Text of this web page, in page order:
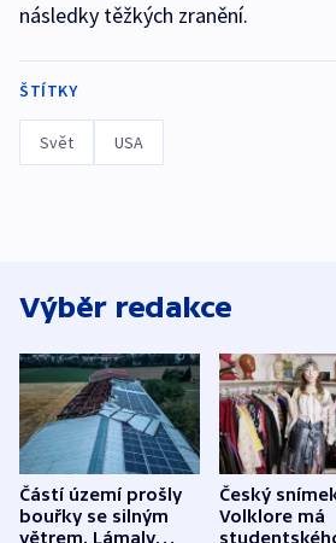
následky těžkých zranění.
ŠTÍTKY
Svět USA
Výběr redakce
Částí území prošly
bouřky se silným
větrem. Lámaly
Český
Volklore má